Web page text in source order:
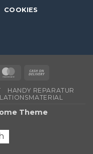
COOKIES
MasterCard
Delivery
HANDY REPARATUR
Theme